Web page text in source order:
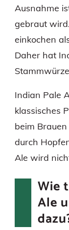
Ausnahme
gebraut
einkochen
Daher hat
Indian Pale
klassisches
beim
durch
Ale wird
Wie
Ale